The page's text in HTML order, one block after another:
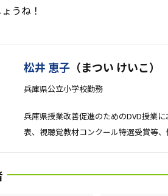
うね！
松井 恵子 （まつい けいこ）
兵庫県公立小学校勤務
兵庫県授業改善促進のためのDVD授業
表、視聴覚教材コンクール特選受賞等